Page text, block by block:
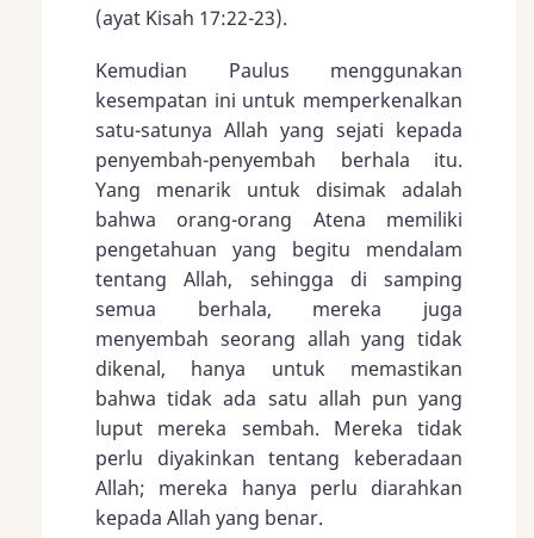
(ayat Kisah 17:22-23).
Kemudian Paulus menggunakan
kesempatan ini untuk memperkenalkan
satu-satunya Allah yang sejati kepada
penyembah-penyembah berhala itu.
Yang menarik untuk disimak adalah
bahwa orang-orang Atena memiliki
pengetahuan yang begitu mendalam
tentang Allah, sehingga di samping
semua berhala, mereka juga
menyembah seorang allah yang tidak
dikenal, hanya untuk memastikan
bahwa tidak ada satu allah pun yang
luput mereka sembah. Mereka tidak
perlu diyakinkan tentang keberadaan
Allah; mereka hanya perlu diarahkan
kepada Allah yang benar.